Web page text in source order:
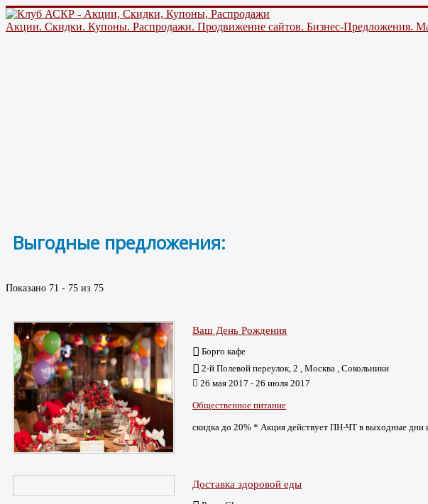
Акции. Скидки. Купоны. Распродажи. Продвижение сайтов. Бизнес-Предложения.
Выгодные предложения:
Показано 71 - 75 из 75
Ваш День Рождения
Борго кафе
2-й Полевой переулок, 2 , Москва , Сокольники
26 мая 2017 - 26 июля 2017
Общественное питание
скидка до 20% * Акция действует ПН-ЧТ в выходные дни
Доставка здоровой еды